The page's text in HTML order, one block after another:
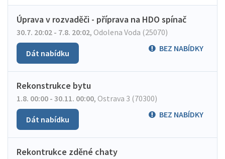
Úprava v rozvaděči - příprava na HDO spínač
30.7. 20:02 - 7.8. 20:02, Odolena Voda (25070)
BEZ NABÍDKY
Dát nabídku
Rekonstrukce bytu
1.8. 00:00 - 30.11. 00:00, Ostrava 3 (70300)
BEZ NABÍDKY
Dát nabídku
Rekontrukce zděné chaty